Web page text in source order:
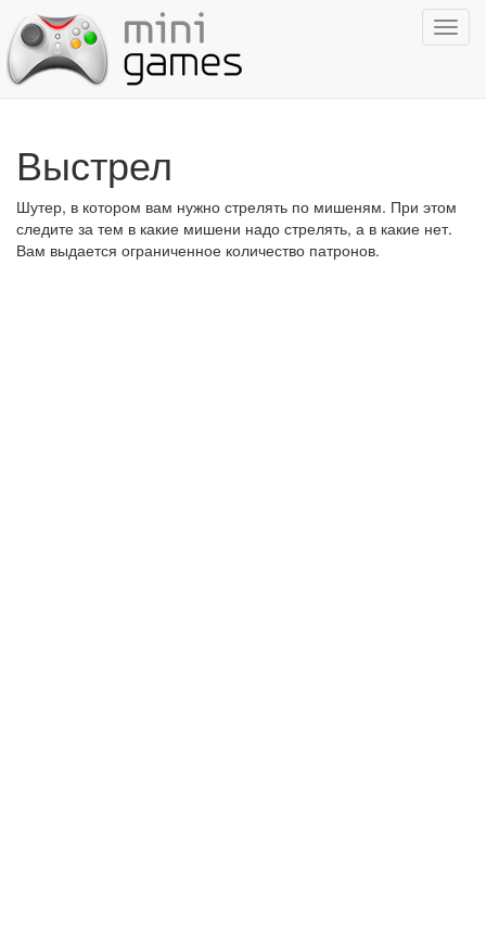
Выстрел
Шутер, в котором вам нужно стрелять по мишеням. При этом
следите за тем в какие мишени надо стрелять, а в какие нет.
Вам выдается ограниченное количество патронов.